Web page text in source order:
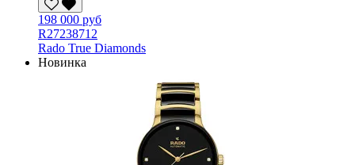
198 000 руб
R27238712
Rado True Diamonds
Новинка